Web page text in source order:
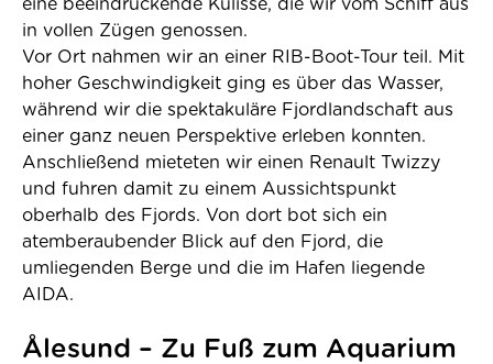
eine beeindruckende Kulisse, die wir vom Schiff aus
in vollen Zügen genossen.
Vor Ort nahmen wir an einer RIB-Boot-Tour teil. Mit
hoher Geschwindigkeit ging es über das Wasser,
während wir die spektakuläre Fjordlandschaft aus
einer ganz neuen Perspektive erleben konnten.
Anschließend mieteten wir einen Renault Twizzy
und fuhren damit zu einem Aussichtspunkt
oberhalb des Fjords. Von dort bot sich ein
atemberaubender Blick auf den Fjord, die
umliegenden Berge und die im Hafen liegende
AIDA.
Ålesund – Zu Fuß zum Aquarium